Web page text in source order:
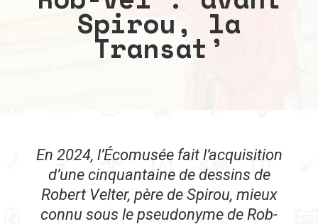
Spirou, la
Transat’
En 2024, l’Écomusée fait l’acquisition
d’une cinquantaine de dessins de
Robert Velter, père de Spirou, mieux
connu sous le pseudonyme de Rob-